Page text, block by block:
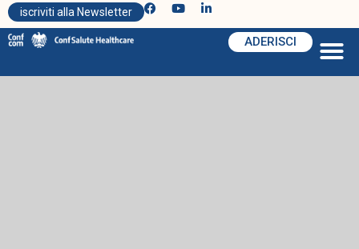
iscriviti alla Newsletter
ADERISCI